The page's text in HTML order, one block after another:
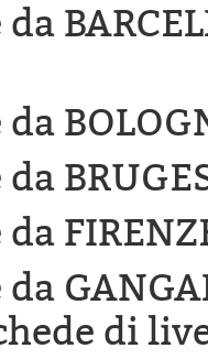
di